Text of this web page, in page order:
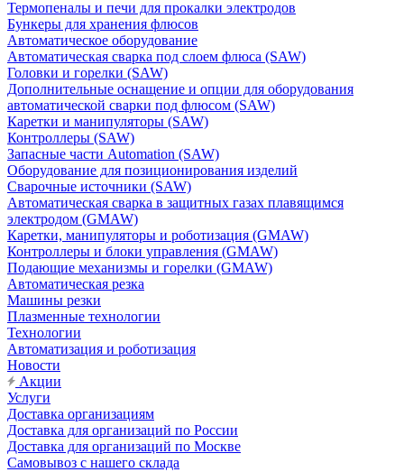
Термопеналы и печи для прокалки электродов
Бункеры для хранения флюсов
Автоматическое оборудование
Автоматическая сварка под слоем флюса (SAW)
Головки и горелки (SAW)
Дополнительные оснащение и опции для оборудования
автоматической сварки под флюсом (SAW)
Каретки и манипуляторы (SAW)
Контроллеры (SAW)
Запасные части Automation (SAW)
Оборудование для позиционирования изделий
Сварочные источники (SAW)
Автоматическая сварка в защитных газах плавящимся
электродом (GMAW)
Каретки, манипуляторы и роботизация (GMAW)
Контроллеры и блоки управления (GMAW)
Подающие механизмы и горелки (GMAW)
Автоматическая резка
Машины резки
Плазменные технологии
Технологии
Автоматизация и роботизация
Новости
Акции
Услуги
Доставка организациям
Доставка для организаций по России
Доставка для организаций по Москве
Самовывоз с нашего склада